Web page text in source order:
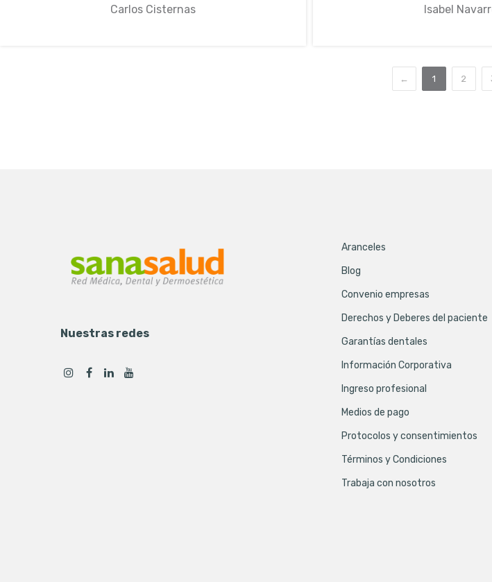
Carlos Cisternas Isabel
← 1 2
Nuestras redes
Aranceles
Blog
Convenio empresas
Derechos y Deberes del paciente
Garantías dentales
Información Corporativa
Ingreso profesional
Medios de pago
Protocolos y consentimientos
Términos y Condiciones
Trabaja con nosotros